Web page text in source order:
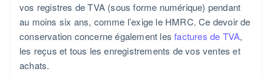
vos registres de TVA (sous forme numérique) pendant
au moins six ans, comme l’exige le HMRC. Ce devoir de
conservation concerne également lesfactures de TVA,
les reçus et tous les enregistrements de vos ventes et
achats.